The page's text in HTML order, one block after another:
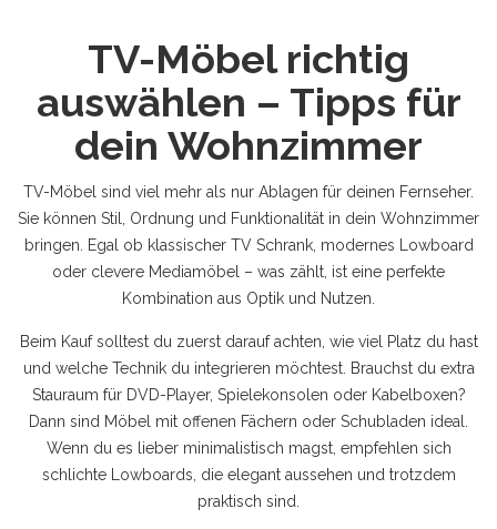
TV-Möbel richtig
auswählen – Tipps für
dein Wohnzimmer
TV-Möbel sind viel mehr als nur Ablagen für deinen Fernseher.
Sie können Stil, Ordnung und Funktionalität in dein Wohnzimmer
bringen. Egal ob klassischer TV Schrank, modernes Lowboard
oder clevere Mediamöbel – was zählt, ist eine perfekte
Kombination aus Optik und Nutzen.
Beim Kauf solltest du zuerst darauf achten, wie viel Platz du hast
und welche Technik du integrieren möchtest. Brauchst du extra
Stauraum für DVD-Player, Spielekonsolen oder Kabelboxen?
Dann sind Möbel mit offenen Fächern oder Schubladen ideal.
Wenn du es lieber minimalistisch magst, empfehlen sich
schlichte Lowboards, die elegant aussehen und trotzdem
praktisch sind.